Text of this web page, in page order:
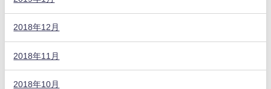
2018年12月
2018年11月
2018年10月